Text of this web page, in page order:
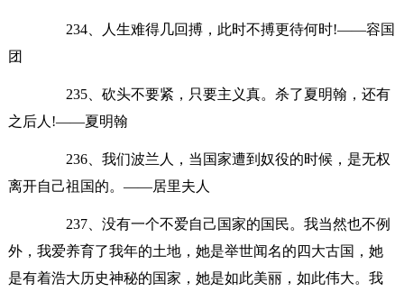
234、人生难得几回搏，此时不搏更待何时!——容国
团
235、砍头不要紧，只要主义真。杀了夏明翰，还有
之后人!——夏明翰
236、我们波兰人，当国家遭到奴役的时候，是无权
离开自己祖国的。——居里夫人
237、没有一个不爱自己国家的国民。我当然也不例
外，我爱养育了我年的土地，她是举世闻名的四大古国，她
是有着浩大历史神秘的国家，她是如此美丽，如此伟大。我